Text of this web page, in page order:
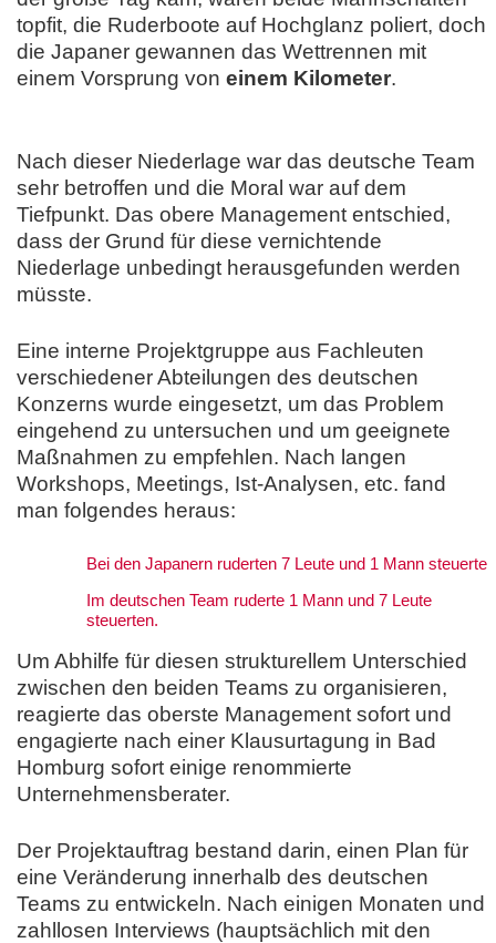
topfit, die Ruderboote auf Hochglanz poliert, doch
die Japaner gewannen das Wettrennen mit
einem Vorsprung von einem Kilometer.
Nach dieser Niederlage war das deutsche Team
sehr betroffen und die Moral war auf dem
Tiefpunkt. Das obere Management entschied,
dass der Grund für diese vernichtende
Niederlage unbedingt herausgefunden werden
müsste.
Eine interne Projektgruppe aus Fachleuten
verschiedener Abteilungen des deutschen
Konzerns wurde eingesetzt, um das Problem
eingehend zu untersuchen und um geeignete
Maßnahmen zu empfehlen. Nach langen
Workshops, Meetings, Ist-Analysen, etc. fand
man folgendes heraus:
Bei den Japanern ruderten 7 Leute und 1 Mann steuerte
Im deutschen Team ruderte 1 Mann und 7 Leute
steuerten.
Um Abhilfe für diesen strukturellem Unterschied
zwischen den beiden Teams zu organisieren,
reagierte das oberste Management sofort und
engagierte nach einer Klausurtagung in Bad
Homburg sofort einige renommierte
Unternehmensberater.
Der Projektauftrag bestand darin, einen Plan für
eine Veränderung innerhalb des deutschen
Teams zu entwickeln. Nach einigen Monaten und
zahllosen Interviews (hauptsächlich mit den